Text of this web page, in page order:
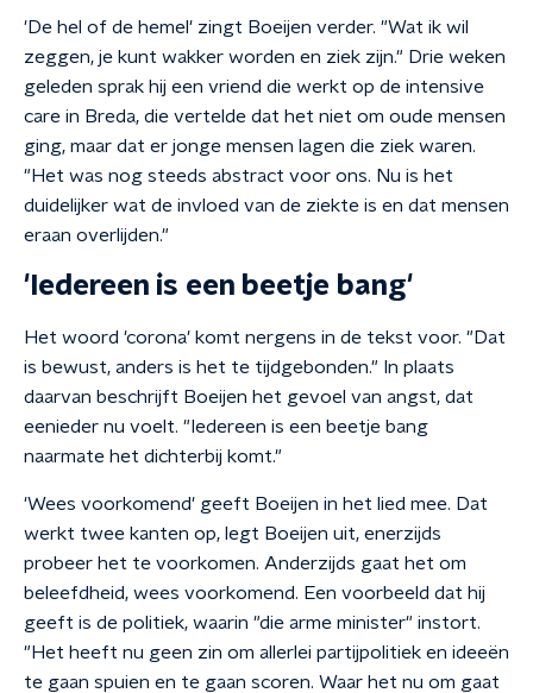
'De hel of de hemel' zingt Boeijen verder. "Wat ik wil
zeggen, je kunt wakker worden en ziek zijn." Drie weken
geleden sprak hij een vriend die werkt op de intensive
care in Breda, die vertelde dat het niet om oude mensen
ging, maar dat er jonge mensen lagen die ziek waren.
"Het was nog steeds abstract voor ons. Nu is het
duidelijker wat de invloed van de ziekte is en dat mensen
eraan overlijden."
'Iedereen is een beetje bang'
Het woord 'corona' komt nergens in de tekst voor. "Dat
is bewust, anders is het te tijdgebonden." In plaats
daarvan beschrijft Boeijen het gevoel van angst, dat
eenieder nu voelt. "Iedereen is een beetje bang
naarmate het dichterbij komt."
'Wees voorkomend' geeft Boeijen in het lied mee. Dat
werkt twee kanten op, legt Boeijen uit, enerzijds
probeer het te voorkomen. Anderzijds gaat het om
beleefdheid, wees voorkomend. Een voorbeeld dat hij
geeft is de politiek, waarin "die arme minister" instort.
"Het heeft nu geen zin om allerlei partijpolitiek en ideeën
te gaan spuien en te gaan scoren. Waar het nu om gaat